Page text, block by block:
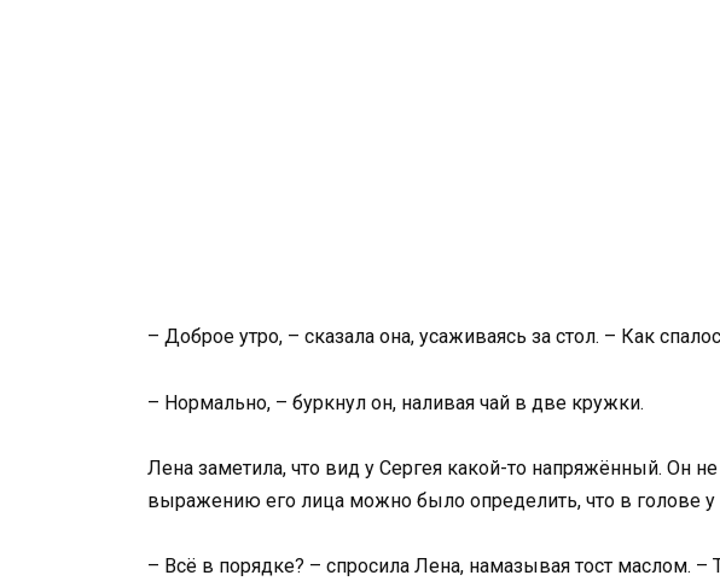
– Доброе утро, – сказала она, усаживаясь за стол. – Как
– Нормально, – буркнул он, наливая чай в две кружки.
Лена заметила, что вид у Сергея какой-то напряжённый. Он
выражению его лица можно было определить, что в голове у
– Всё в порядке? – спросила Лена, намазывая тост маслом. –